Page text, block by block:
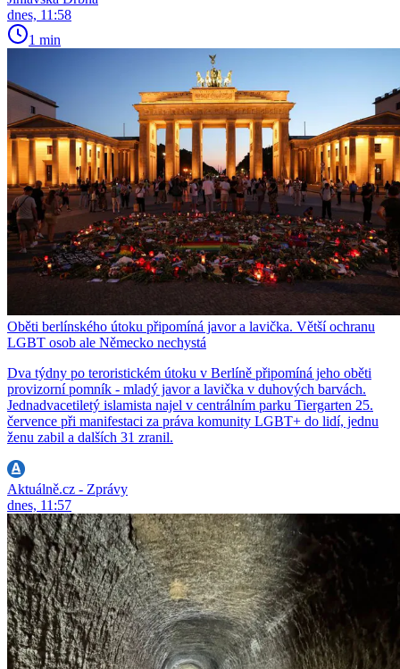
dnes, 11:58
1 min
Oběti berlínského útoku připomíná javor a lavička. Větší ochranu
LGBT osob ale Německo nechystá
Dva týdny po teroristickém útoku v Berlíně připomíná jeho oběti
provizorní pomník - mladý javor a lavička v duhových barvách.
Jednadvacetiletý islamista najel v centrálním parku Tiergarten 25.
července při manifestaci za práva komunity LGBT+ do lidí, jednu
ženu zabil a dalších 31 zranil.
Aktuálně.cz - Zprávy
dnes, 11:57